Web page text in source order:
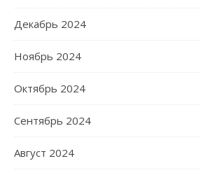
Декабрь 2024
Ноябрь 2024
Октябрь 2024
Сентябрь 2024
Август 2024